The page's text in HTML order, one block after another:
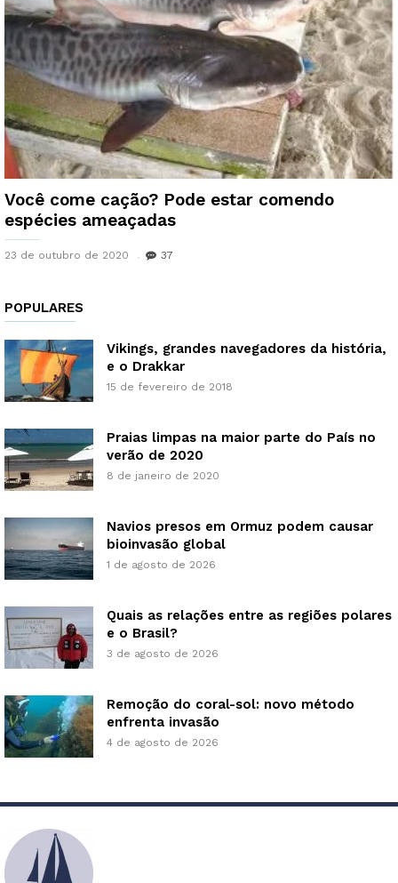
Você come cação? Pode estar comendo
espécies ameaçadas
23 de outubro de 2020 37
POPULARES
Vikings, grandes navegadores da história,
e o Drakkar
15 de fevereiro de 2018
Praias limpas na maior parte do País no
verão de 2020
8 de janeiro de 2020
Navios presos em Ormuz podem causar
bioinvasão global
1 de agosto de 2026
Quais as relações entre as regiões polares
e o Brasil?
3 de agosto de 2026
Remoção do coral-sol: novo método
enfrenta invasão
4 de agosto de 2026